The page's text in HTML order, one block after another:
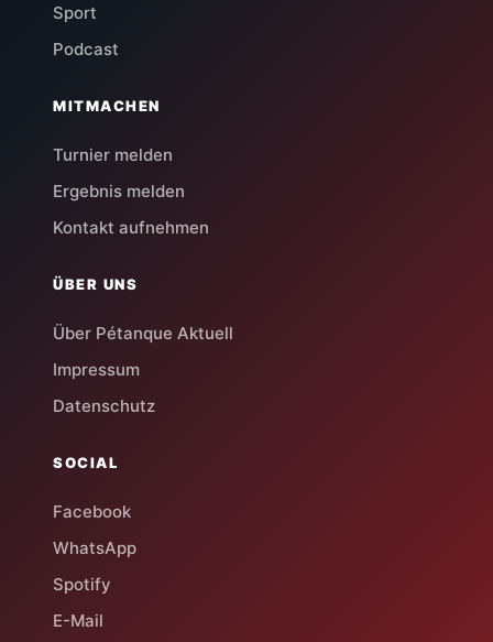
Sport
Podcast
MITMACHEN
Turnier melden
Ergebnis melden
Kontakt aufnehmen
ÜBER UNS
Über Pétanque Aktuell
Impressum
Datenschutz
SOCIAL
Facebook
WhatsApp
Spotify
E-Mail